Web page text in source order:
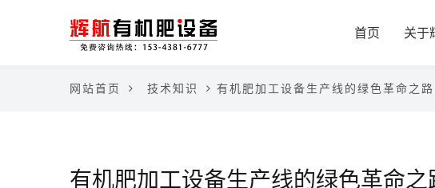
首页 关于
网站首页 技术知识 有机肥加工设备生产线的绿色革命之路
有机肥加工设备生产线的绿色革命之